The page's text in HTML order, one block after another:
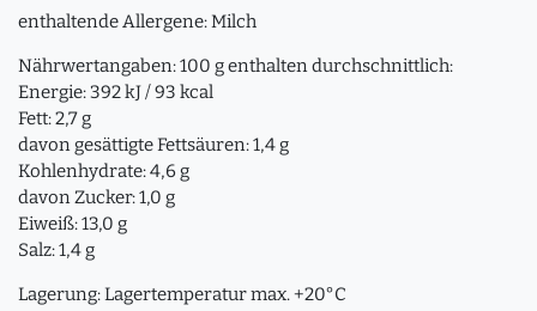
enthaltende Allergene: Milch
Nährwertangaben: 100 g enthalten durchschnittlich:
Energie: 392 kJ / 93 kcal
Fett: 2,7 g
davon gesättigte Fettsäuren: 1,4 g
Kohlenhydrate: 4,6 g
davon Zucker: 1,0 g
Eiweiß: 13,0 g
Salz: 1,4 g
Lagerung: Lagertemperatur max. +20°C